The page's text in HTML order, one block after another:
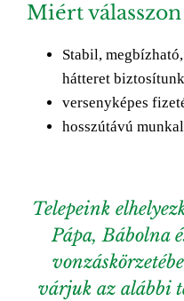
Miért
Stabil,
hátteret
versenyképes
hosszútávú
Telepeink
Pápa, Bábolna
várjuk az alábbi